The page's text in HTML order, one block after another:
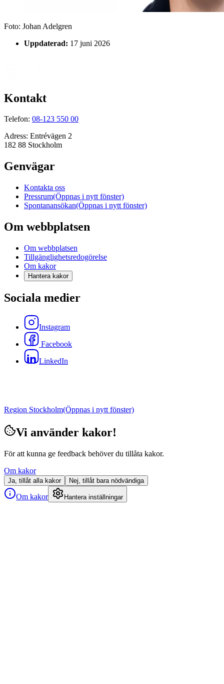
Foto: Johan Adelgren
Uppdaterad: 17 juni 2026
Kontakt
Telefon: 08-123 550 00
Adress: Entrévägen 2
182 88 Stockholm
Genvägar
Kontakta oss
Pressrum(Öppnas i nytt fönster)
Spontanansökan(Öppnas i nytt fönster)
Om webbplatsen
Om webbplatsen
Tillgänglighetsredogörelse
Om kakor
Hantera kakor
Sociala medier
Instagram
Facebook
LinkedIn
Region Stockholm(Öppnas i nytt fönster)
Vi använder kakor!
För att kunna ge feedback behöver du tillåta kakor.
Om kakor
Ja, tillåt alla kakor Nej, tillåt bara nödvändiga
Om kakor Hantera inställningar